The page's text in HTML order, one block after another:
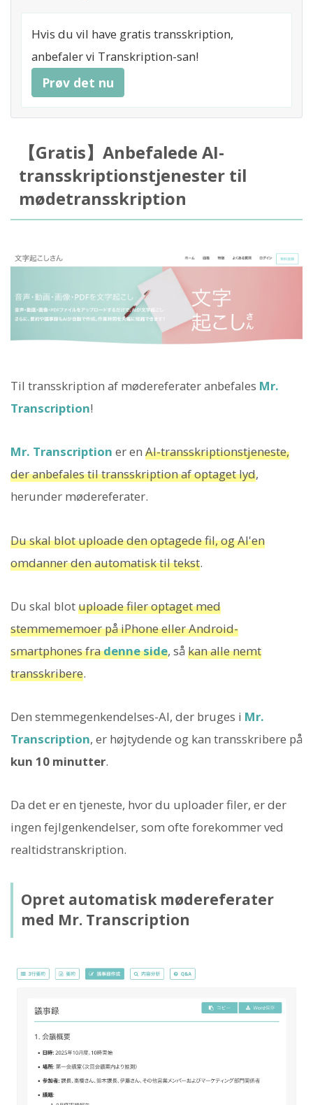
Hvis du vil have gratis transskription,
anbefaler vi Transkription-san!
Prøv det nu
【Gratis】Anbefalede AI-
transskriptionstjenester til
mødetransskription
Til transskription af mødereferater anbefales Mr.
Transcription!
Mr. Transcription er en AI-transskriptionstjeneste,
der anbefales til transskription af optaget lyd,
herunder mødereferater.
Du skal blot uploade den optagede fil, og AI'en
omdanner den automatisk til tekst.
Du skal blotuploade filer optaget med
stemmememoer på iPhone eller Android-
smartphones fradenne side, så kan alle nemt
transskribere.
Den stemmegenkendelses-AI, der bruges i Mr.
Transcription, er højtydende og kan transskribere på
kun 10 minutter.
Da det er en tjeneste, hvor du uploader filer, er der
ingen fejlgenkendelser, som ofte forekommer ved
realtidstranskription.
Opret automatisk mødereferater
med Mr. Transcription